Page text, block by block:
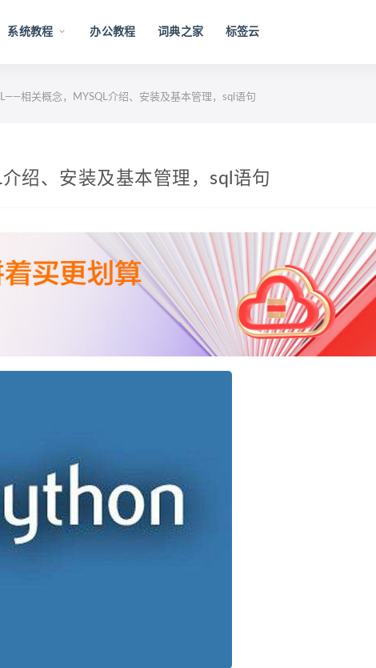
系统教程 办公教程 词典之家 标签云
相关概念，MYSQL介绍、安装及基本管理，sql语句
绍、安装及基本管理，sql语句